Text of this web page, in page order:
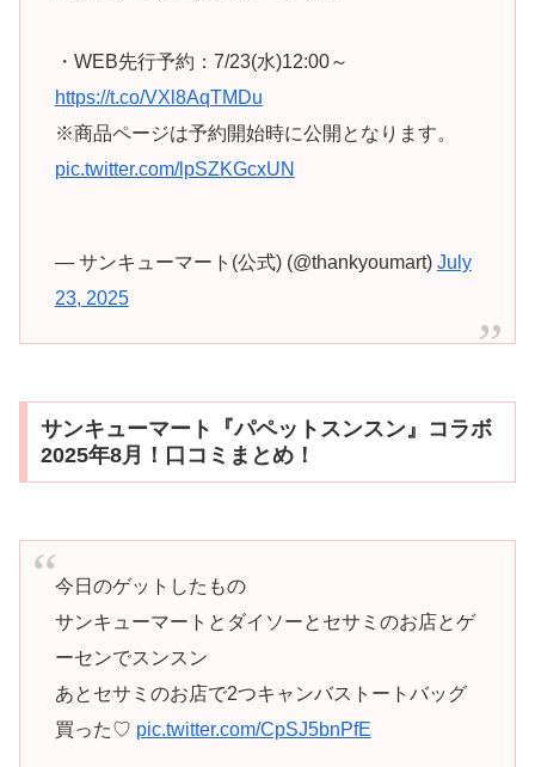
・WEB先行予約：7/23(水)12:00～
https://t.co/VXl8AqTMDu
※商品ページは予約開始時に公開となります。
pic.twitter.com/lpSZKGcxUN
— サンキューマート(公式) (@thankyoumart) July
23, 2025
サンキューマート『パペットスンスン』コラボ
2025年8月！口コミまとめ！
今日のゲットしたもの
サンキューマートとダイソーとセサミのお店とゲ
ーセンでスンスン
あとセサミのお店で2つキャンバストートバッグ
買った♡ pic.twitter.com/CpSJ5bnPfE